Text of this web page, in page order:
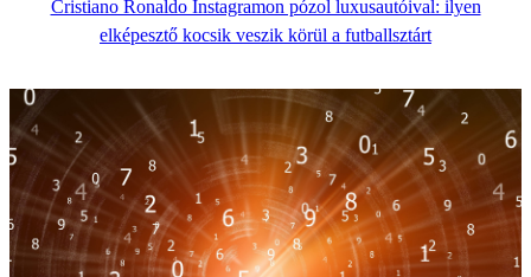
Cristiano Ronaldo Instagramon pózol luxusautóival: ilyen
elképesztő kocsik veszik körül a futballsztárt